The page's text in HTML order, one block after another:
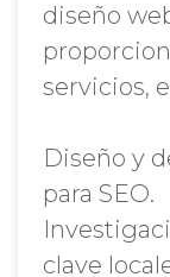
diseño
servicios,
Diseño y
para SEO.
clave